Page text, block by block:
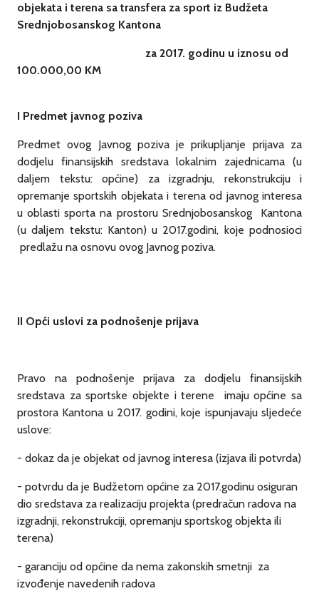
objekata i terena sa transfera za sport iz Budžeta
Srednjobosanskog Kantona
za 2017. godinu u iznosu od
100.000,00 KM
I Predmet javnog poziva
Predmet ovog Javnog poziva je prikupljanje prijava za
dodjelu finansijskih sredstava lokalnim zajednicama (u
daljem tekstu: općine) za izgradnju, rekonstrukciju i
opremanje sportskih objekata i terena od javnog interesa
u oblasti sporta na prostoru Srednjobosanskog Kantona
(u daljem tekstu: Kanton) u 2017.godini, koje podnosioci
predlažu na osnovu ovog Javnog poziva.
II Opći uslovi za podnošenje prijava
Pravo na podnošenje prijava za dodjelu finansijskih
sredstava za sportske objekte i terene imaju općine sa
prostora Kantona u 2017. godini, koje ispunjavaju sljedeće
uslove:
- dokaz da je objekat od javnog interesa (izjava ili potvrda)
- potvrdu da je Budžetom općine za 2017.godinu osiguran
dio sredstava za realizaciju projekta (predračun radova na
izgradnji, rekonstrukciji, opremanju sportskog objekta ili
terena)
- garanciju od općine da nema zakonskih smetnji za
izvođenje navedenih radova